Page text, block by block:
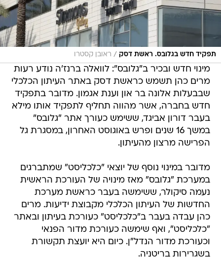
תפקיד חדש בגלובס. ראשת דסק / ראובן קסטרו
מינוי חדש ובכיר ב"גלובס": לוואלה ברנז'ה נודע רעות
מרים כהן תשמש כראשת דסק באתר העיתון הכלכלי
שבבעלות אלונה בר און וענת אגמון. מדובר בתפקיד
חדש בחברה, אשר מהווה תחליף לתפקיד אותו מילא
בעבר דורון אביגד, ששימש כעורך אתר "גלובס"
במשך 16 שנים ופרש באוגוסט האחרון, במסגרת גל
הפרישה מרצון מהעיתון.
מדובר במינוי נוסף של יוצאי "כלכליסט" שמתברגים
במערכת "גלובס" מאז מינויה של העורכת הראשית
נעמה סיקולר, ששימשה בעבר כראשת מערכת
החדשות של העיתון הכלכלי מקבוצת ידיעות. מרים
כהן עבדה בעבר ב"כלכליסט" כעורכת בעיתון ובאתר
"כלכליסט", ואף שימשה כעורכת מדור הפנאי
וכעורכת מדור הנדל"ן. כיום היא יועצת תקשורת
בשגרירות בריטניה.